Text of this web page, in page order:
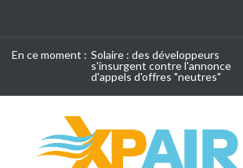
En ce moment : Solaire : des développeurs
s'insurgent contre l'annonce
d'appels d'offres "neutres"